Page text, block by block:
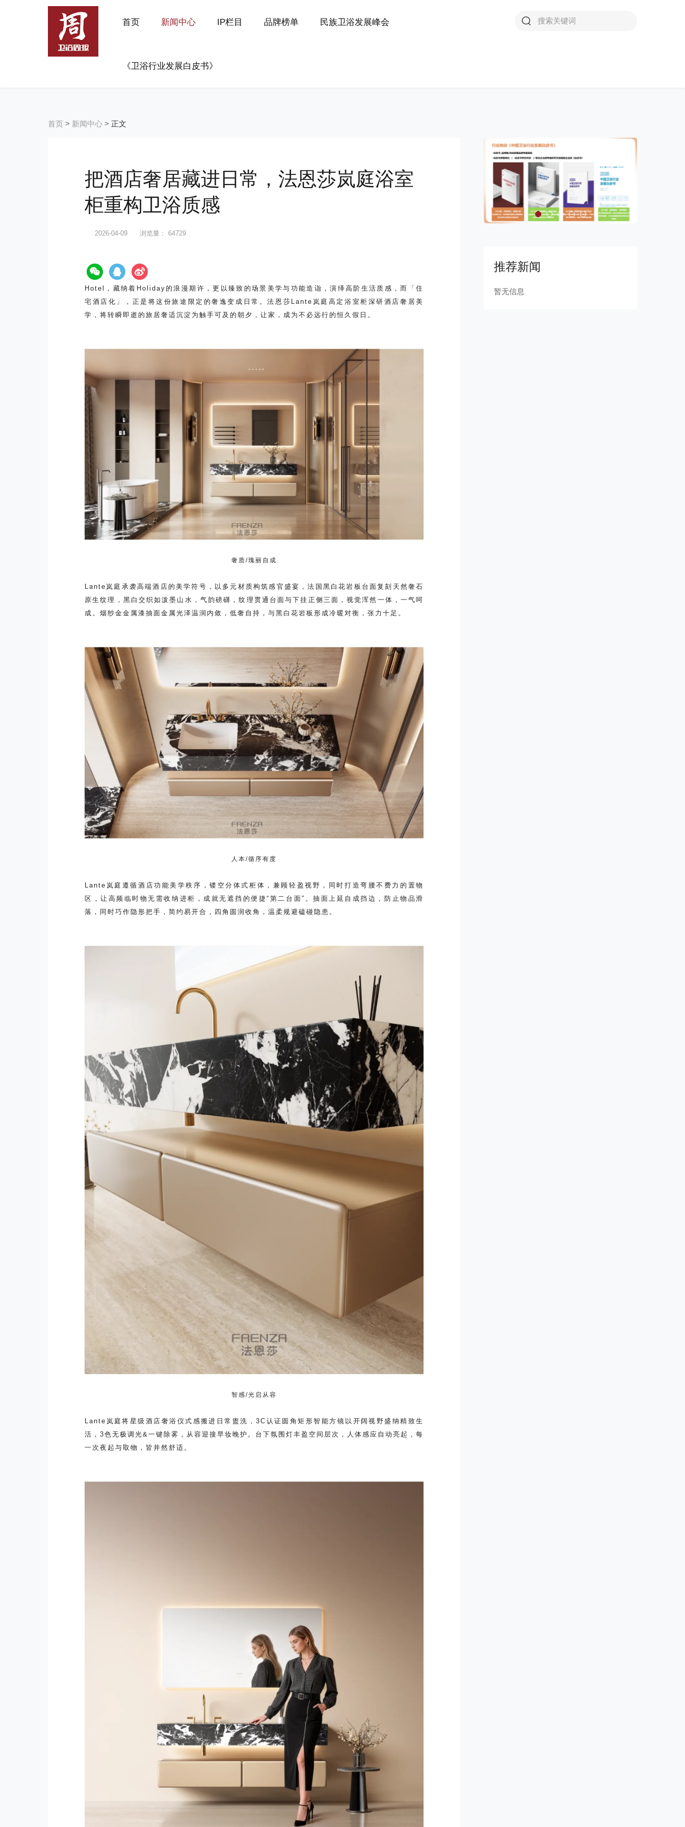
首页 新闻中心 IP栏目 品牌榜单 民族卫浴发展峰会
《卫浴行业发展白皮书》
首页 > 新闻中心> 正文
把酒店奢居藏进日常，法恩莎岚庭浴室
柜重构卫浴质感
2026-04-09 浏览量：64729
Hotel，藏纳着Holiday的浪漫期许，更以臻致的场景美学与功能造诣，演绎高阶生活质感，而「住
宅酒店化」，正是将这份旅途限定的奢逸变成日常。法恩莎Lante岚庭高定浴室柜深研酒店奢居美
学，将转瞬即逝的旅居奢适沉淀为触手可及的朝夕，让家，成为不必远行的恒久假日。
奢质/瑰丽自成
Lante岚庭承袭高端酒店的美学符号，以多元材质构筑感官盛宴，法国黑白花岩板台面复刻天然奢石
原生纹理，黑白交织如泼墨山水，气韵磅礴，纹理贯通台面与下挂正侧三面，视觉浑然一体，一气呵
成。烟纱金金属漆抽面金属光泽温润内敛，低奢自持，与黑白花岩板形成冷暖对衡，张力十足。
人本/循序有度
Lante岚庭遵循酒店功能美学秩序，镂空分体式柜体，兼顾轻盈视野，同时打造弯腰不费力的置物
区，让高频临时物无需收纳进柜，成就无遮挡的便捷“第二台面”。抽面上延自成挡边，防止物品滑
落，同时巧作隐形把手，简约易开合，四角圆润收角，温柔规避磕碰隐患。
智感/光启从容
Lante岚庭将星级酒店奢浴仪式感搬进日常盥洗，3C认证圆角矩形智能方镜以开阔视野盛纳精致生
活，3色无极调光&一键除雾，从容迎接早妆晚护。台下氛围灯丰盈空间层次，人体感应自动亮起，每
一次夜起与取物，皆井然舒适。
推荐新闻
暂无信息